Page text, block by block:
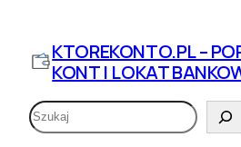
KTOREKONTO.PL –
KONT I LOKAT
Szukaj